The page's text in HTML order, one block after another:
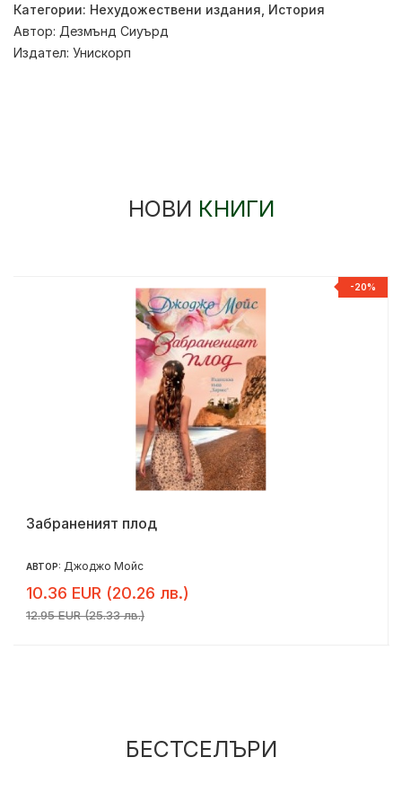
Категории: Нехудожествени издания История
Автор: Дезмънд Сиуърд
Издател: Унискорп
НОВИ КНИГИ
-20%
Забраненият плод
АВТОР: Джоджо Мойс
10.36 EUR (20.26 лв.)
12.95 EUR (25.33 лв.)
БЕСТСЕЛЪРИ